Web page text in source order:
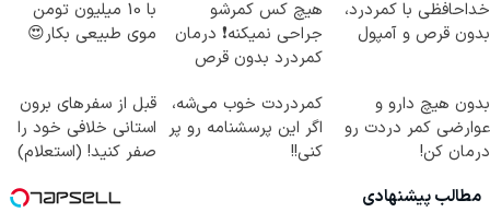
خداحافظی با کمردرد،
بدون قرص و آمپول
هیچ کس کمرشو
جراحی نمیکنه❗ درمان
کمردرد بدون قرص
با 10 میلیون تومن
موی طبیعی بکار😍
بدون هیچ دارو و
عوارضی کمر دردت رو
درمان کن!
کمردردت خوب می‌شه،
اگر این پرسشنامه رو پر
کنی!!
قبل از سفرهای برون
استانی خلافی خود را
صفر کنید! (استعلام)
مطالب پیشنهادی